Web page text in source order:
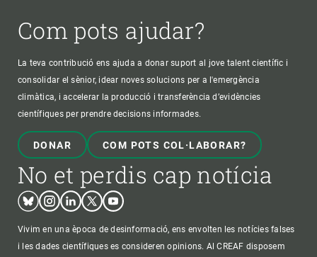
Com pots ajudar?
La teva contribució ens ajuda a donar suport al jove talent científic i
consolidar el sènior, idear noves solucions per a l'emergència
climàtica, i accelerar la producció i transferència d’evidències
científiques per prendre decisions informades.
DONAR COM POTS COL·LABORAR?
No et perdis cap notícia
BlueskyInstagram
LinkedinTwitterYoutube
Vivim en una època de desinformació, ens envolten les notícies falses
i les dades científiques es consideren opinions. Al CREAF disposem